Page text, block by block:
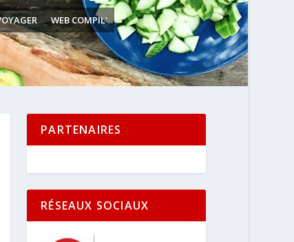
WEB COMPIL'
PARTENAIRES
RÉSEAUX SOCIAUX